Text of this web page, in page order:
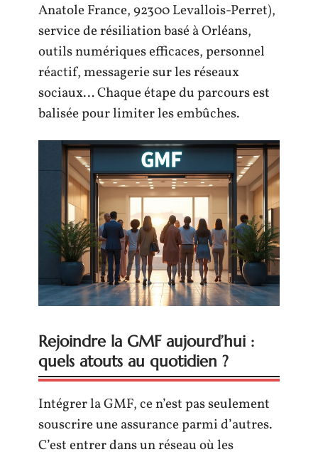
Anatole France, 92300 Levallois-Perret),
service de résiliation basé à Orléans,
outils numériques efficaces, personnel
réactif, messagerie sur les réseaux
sociaux… Chaque étape du parcours est
balisée pour limiter les embûches.
Rejoindre la GMF aujourd’hui :
quels atouts au quotidien ?
Intégrer la GMF, ce n’est pas seulement
souscrire une assurance parmi d’autres.
C’est entrer dans un réseau où les